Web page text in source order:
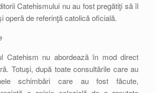
Catehismului nu au fost pregătiţi să îl
operă de referinţă catolică oficială.
Catehism nu abordează în mod direct
Totuşi, după toate consultările care au
schimbări care au fost făcute,